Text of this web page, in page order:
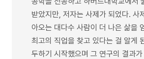
받았지만, 저자는 사제가 되었다. 사
아오는 대다수 사람이 더 나은 삶을
최고의 직업을 찾고 있다는 걸 알게
두하기 시작했으며 그 연구의 결과가